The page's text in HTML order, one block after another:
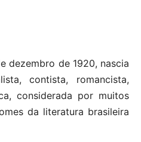
dezembro de 1920, nascia
contista, romancista,
considerada por muitos
da literatura brasileira